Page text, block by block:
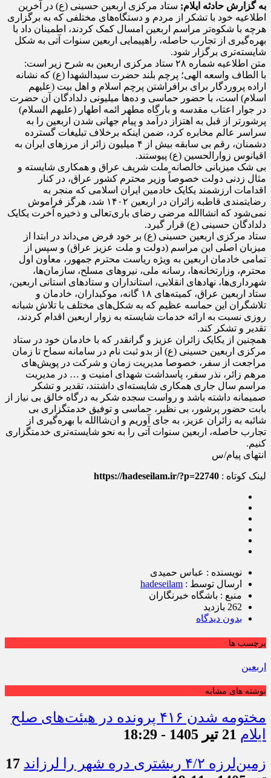
به گزارش حادثه ایلام; ستاد مرکزی اربعین حسینی (ع) در آخرین
اطلاعیه خود با تشکر از مردم و دستگاه‌های مختلفی که به برگزاری
هرچه با شکوه‌تر مراسم اربعین امسال کمک کردند، اطمینان داد با
بهره‌گیری از تجارب حاصله، راهپیمایی اربعین سنوات آتی به شکل
شایسته‌تری برگزار شود.
متن اطلاعیه شماره ۲۸ ستاد مرکزی اربعین به شرح زیر است:
با الطاف واسعه الهی؛ پرچم بلند حضرت سیدالشهدا (ع) که نشانه
اراده پروردگار برای برافراشتن پرچم اسلام و اهل بیت (علیهم
اسلام) است، با حضور حماسی و ده‌ها میلیونی دلدادگان آن حضرت
در جوار اعتاب مقدسه و بارگاه مطهر ائمه اطهار (علیهم السلام)
پرشورتر از قبل به اهتزاز درآمد و پیام جهانی شدن اربعین را به
سراسر عالم مخابره کرد، ضمن اینکه برخلاف تبلیغات گسترده
دشمنان، رقم بی سابقه بیش از ۴ میلیون زائر از مرز‌های ایران به
اقیانوس زوارالحسین (ع) پیوستند.
بی شک میزبانی خالصانه ملت شریف عراق و همکاری شایسته و
مثال زدنی دولت خصوصاً وزیر محترم کشور عراق، در کنار
اقدامات ارزشمند یکایک خادمین ایران اسلامی که منجر به
رضایتمندی قاطبه زائران در اربعین ۱۴۰۲ شد، هرگز فراموش
نمی‌شود که انشاالله مرضی رضای باری‌تعالی و ذخیره آخرت یکایک
دلدادگان حسینی (ع) قرار گیرد.
ستاد مرکزی اربعین حسینی (ع) بر خود فرض می‌داند در ابتدا از
میزبان اصلی این مراسم (دولت و ملت عزیز عراق) و سپس از
تمامی خادمان اربعین به ویژه ریاست محترم جمهور، معاون اول
محترم، وزارتخانه‌ها، رسانه ملی، نیرو‌های مسلح، سازمان‌ها،
شهرداری‌ها، نهاد‌های انقلابی، استانداران و ستاد‌های استانی اربعین،
ستاد اربعین عراق، کمیته‌های ۱۸ گانه، موکبداران، خادمان و
تلاشگران این حماسه عظیم که به شکل‌های مختلف با تلاش شبانه
روزی نسبت به ارائه خدمات شایسته به زوار اربعین اقدام کردند،
تقدیر و تشکر کند.
همچنین از یکایک زائران عزیز و گرانقدر که با خادمان خود در ستاد
مرکزی اربعین حسینی (ع) از بدو ثبت نام در سامانه سماح تا زمان
مراجعت از سفر، خصوصا مدیریت زمان و شرکت در پویش‌های
مرهم زائر، نذر سفر، پاسداشت شهدای امنیت و … در مدیریت
مراسم سال جاری همکاری شایسته‌ای داشتند، تقدیر و تشکر
صمیمانه داشته باشد و رواست سجده شکر به درگاه خالق بی نیاز از
بابت حضور پرشور، بی نظیر، حماسی و توفیق خدمتگزاری بی
شائبه به زائران عزیز، به جای آوریم و ان‌شاالله با بهره‌گیری از
تجارب حاصله، اربعین سنوات آتی را به نحو شایسته‌تری خدمتگزاری
کنیم.
انتهای پیام/س
لینک کوتاه : https://hadeseilam.ir/?p=22740
نویسنده : عباس حمیدی
ارسال توسط : hadeseilam
منبع : باشگاه خبرنگاران
262 بازدید
بدون دیدگاه
برچسب ها
اربعین
نوشته های مشابه
مختومه شدن ۴۱۶ پرونده در هیئت‌های صلح
ایلام 21 تیر 1405 - 18:29
زمین‌لرزه ۴/۲ ریشتری دره شهر را لرزاند
17